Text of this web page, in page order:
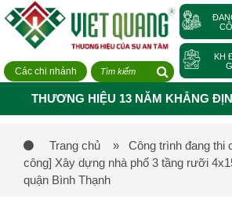
Các chi nhánh
KH
THƯƠNG HIỆU 13 NĂM KHẲNG
Trang chủ » Công trình đang thi
công] Xây dựng nhà phố 3 tầng rưỡi
quận Bình Thạnh